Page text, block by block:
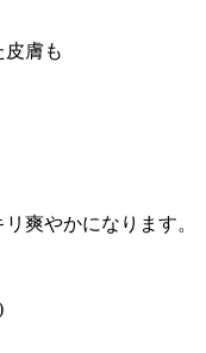
膚も
爽やかになります。